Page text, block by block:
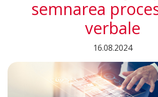
semnarea
verbale
16.08.2024